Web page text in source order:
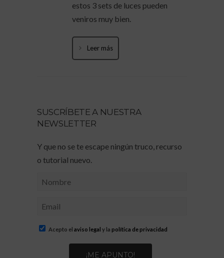
estos 3 sets de luces pueden
veniros muy bien.
Leer más
SUSCRÍBETE A NUESTRA
NEWSLETTER
Y que no se te escape ningún truco, recurso
o tutorial nuevo.
Acepto el aviso legal y la política de privacidad